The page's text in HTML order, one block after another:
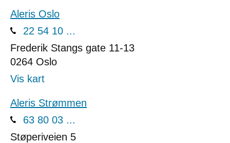
Aleris Oslo
22 54 10 ...
Frederik Stangs gate 11-13
0264 Oslo
Vis kart
Aleris Strømmen
63 80 03 ...
Støperiveien 5